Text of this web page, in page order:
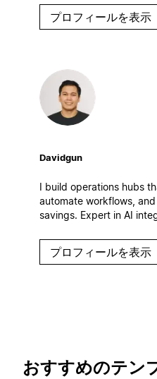
and AI solutions. Based
プロフィールを表示
Davidgun
I build operations hubs
automate workflows,
savings. Expert in AI
with your business.
プロフィールを表示
おすすめのテン